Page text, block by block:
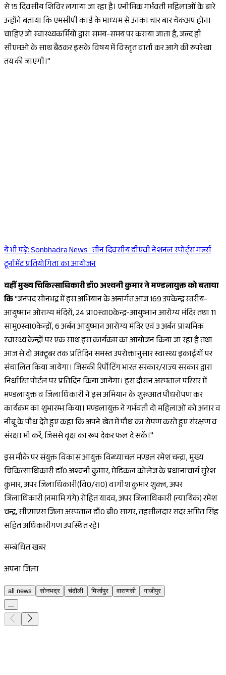
से 15 दिवसीय शिविर लगाया जा रहा है। एनीमिक गर्भवती महिलाओं के बारे
उन्होंने बताया कि एमसीपी कार्ड के माध्यम से उनका चार बार चेकअप होना
चाहिए जो स्वास्थ्यकर्मियों द्वारा समय-समय पर कराया जाता है, जल्द ही
सीएमओ के साथ बैठकर इसके विषय में विस्तृत वार्ता कर आगे की रुपरेखा
तय की जाएगी।"
Sponsored
ये भी पढ़ें:Sonbhadra News : तीन दिवसीय डीएवी नेशनल स्पोर्ट्स गर्ल्स
टूर्नामेंट प्रतियोगिता का आयोजन
वहीं मुख्य चिकित्साधिकारी डॉ0 अश्वनी कुमार ने मण्डलायुक्त को बताया
कि"जनपद सोनभद्र में इस अभियान के अन्तर्गत आज 169 उपकेन्द्र स्तरीय-
आयुष्मान ओराग्य मंदिरों, 24 प्रा0स्वा0केन्द्र-आयुष्मान आरोग्य मंदिर तथा 11
सामु0स्वा0केन्द्रों, 6 अर्बन आयुष्मान आरोग्य मंदिर एवं 3 अर्बन प्राथमिक
स्वास्थ्य केन्द्रों पर एक साथ इस कार्यक्रम का आयोजन किया जा रहा है तथा
आज से दो अक्टूबर तक प्रतिदिन समस्त उपरोक्तानुसार स्वास्थ्य इकाईयों पर
संचालित किया जायेगा। जिसकी रिर्पोटिंग भारत सरकार/राज्य सरकार द्वारा
निर्धारित पोर्टल पर प्रतिदिन किया जायेगा। इस दौरान अस्पताल परिसर में
मण्डलायुक्त व जिलाधिकारी ने इस अभियान के शुरूआत पौधरोपण कर
कार्यक्रम का शुभारम्भ किया। मण्डलायुक्त ने गर्भवती दो महिलाओं को अनार व
नीबू के पौध देते हुए कहा कि अपने खेत में पौध का रोपण करते हुए संरक्षण व
संरक्षा भी करें, जिससे वृक्ष का रूप देकर फल दे सकें।"
इस मौके पर संयुक्त विकास आयुक्त विन्ध्याचल मण्डल रमेश चन्द्रा, मुख्य
चिकित्साधिकारी डाॅ0 अश्वनी कुमार, मेडिकल कोलेज के प्रधानाचार्य सुरेश
कुमार, अपर जिलाधिकारी(वि0/रा0) वागीश कुमार शुक्ल, अपर
जिलाधिकारी (नमामि गंगे) रोहित यादव, अपर जिलाधिकारी (न्यायिक) रमेश
चन्द्र, सीएमएस जिला अस्पताल डॉ0 बी0 सागर, तहसीलदार सदर अमित सिंह
सहित अधिकारीगण उपस्थित रहे।
सम्बंधित खबर
अपना जिला
all news सोनभद्र चंदौली मिर्जापुर वाराणसी
गाजीपुर
...